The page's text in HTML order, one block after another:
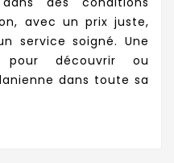
avec un prix juste,
service soigné. Une
pour découvrir ou
dans toute sa